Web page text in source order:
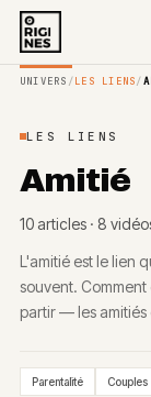
UNIVERS /LES LIENS/
LES LIENS
Amitié
10articles· 8 vidéo
L'amitié est le lien
souvent.
partir — les amitiés
Parentalité Couples